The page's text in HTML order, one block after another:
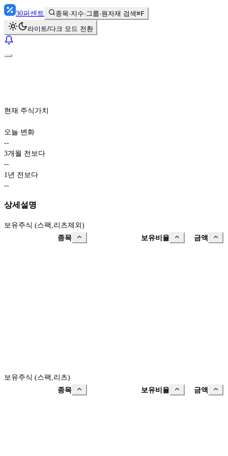
30퍼센트 종목·지수·그룹·원자재 검색⌘F
라이트/다크 모드 전환
현재 주식가치
오늘 변화
--
3개월 전보다
--
1년 전보다
--
상세설명
보유주식 (스팩,리츠제외)
종목
보유비율 금액
보유주식 (스팩,리츠)
종목
보유비율 금액